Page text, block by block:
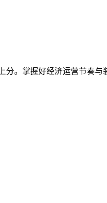
。掌握好经济运营节奏